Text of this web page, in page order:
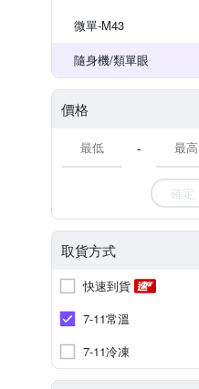
微單-M43
隨身機/類單眼
價格
-
確定
取貨方式
快速到貨
7-11常溫
7-11冷凍